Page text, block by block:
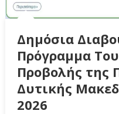
Δημόσια
Πρόγραμμα
Προβολής της
Δυτικής
2026